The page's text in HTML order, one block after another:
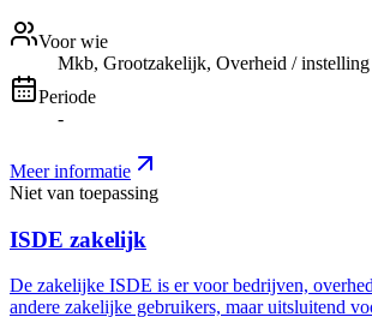
Voor wie
Mkb, Grootzakelijk, Overheid / instelling
Periode
-
Meer informatie
Niet van toepassing
ISDE zakelijk
De zakelijke ISDE is er voor bedrijven,
andere zakelijke gebruikers, maar uitsluitend